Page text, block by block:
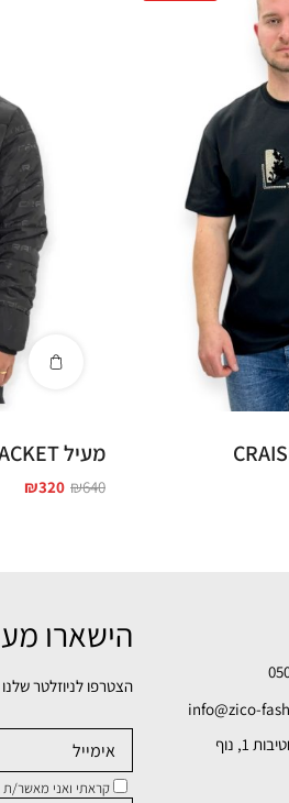
מעיל CRAISER JACKET
₪640
₪320
כתובתנו - דרך החטיבות 1, נוף
הישארו
הצטרפו לניוזלטר
קראתי ואני מאשר/ת